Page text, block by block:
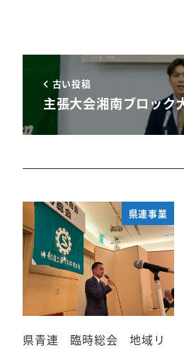
古い投稿
主張大会湘南ブロッ
県連事業
県青連 臨時総会 地域リ